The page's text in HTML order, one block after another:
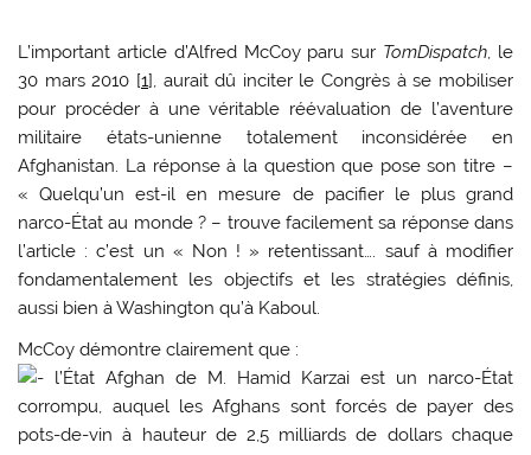
L’important article d’Alfred McCoy paru sur TomDispatch, le
30 mars 2010 [1], aurait dû inciter le Congrès à se mobiliser
pour procéder à une véritable réévaluation de l’aventure
militaire états-unienne totalement inconsidérée en
Afghanistan. La réponse à la question que pose son titre –
« Quelqu’un est-il en mesure de pacifier le plus grand
narco-État au monde ? – trouve facilement sa réponse dans
l’article : c’est un « Non ! » retentissant…. sauf à modifier
fondamentalement les objectifs et les stratégies définis,
aussi bien à Washington qu’à Kaboul.
McCoy démontre clairement que :
l’État Afghan de M. Hamid Karzai est un narco-État
corrompu, auquel les Afghans sont forcés de payer des
pots-de-vin à hauteur de 2,5 milliards de dollars chaque